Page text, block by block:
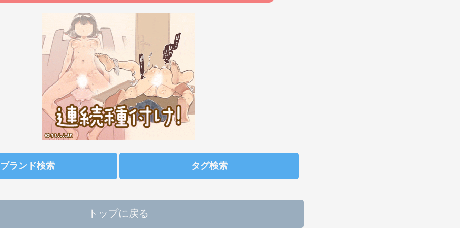
ブランド検索 タグ検索
トップに戻る